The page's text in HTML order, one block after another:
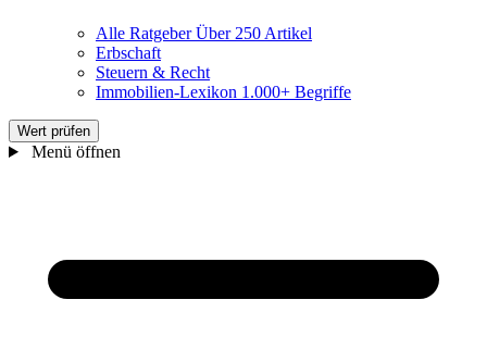
Alle RatgeberÜber 250 Artikel
Erbschaft
Steuern & Recht
Immobilien-Lexikon 1.000+ Begriffe
Wert prüfen
Menü öffnen